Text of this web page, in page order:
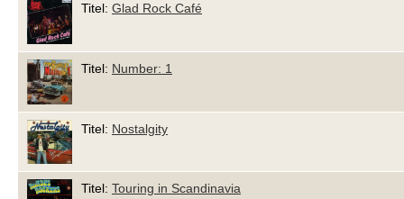
Titel: Glad Rock Café
Titel: Number: 1
Titel: Nostalgity
Titel: Touring in Scandinavia